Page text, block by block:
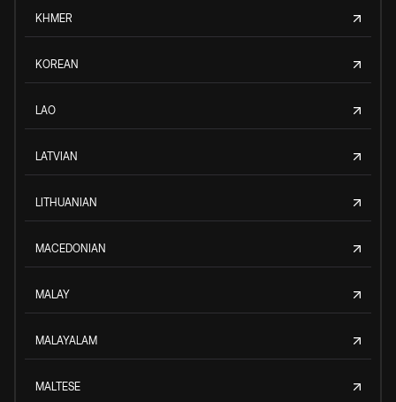
KHMER
KOREAN
LAO
LATVIAN
LITHUANIAN
MACEDONIAN
MALAY
MALAYALAM
MALTESE